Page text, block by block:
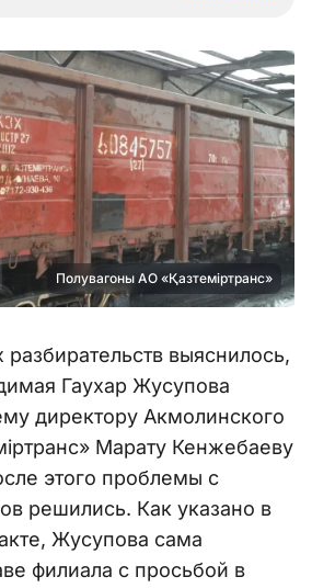
Полувагоны АО «Қазтеміртранс»
выяснилось,
Гаухар Жусупова
директору Акмолинского
Марату Кенжебаеву
этого проблемы с
решились. Как указано в
Жусупова сама
филиала с просьбой в